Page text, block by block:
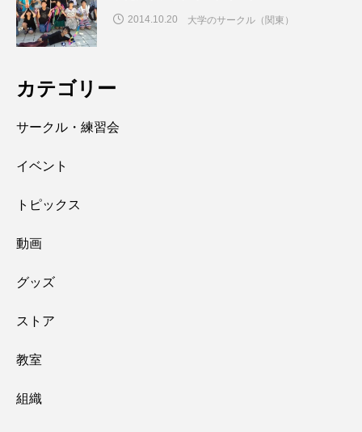
2014.10.20 大学のサークル（関東）
カテゴリー
サークル・練習会
イベント
トピックス
動画
グッズ
ストア
教室
組織